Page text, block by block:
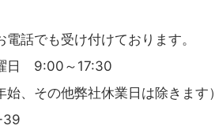
話でも受け付けております。
日 9:00～17:30
始、その他弊社休業日は除きます）
39